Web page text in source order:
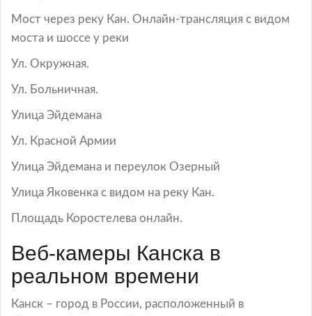
Мост через реку Кан. Онлайн-трансляция с видом
моста и шоссе у реки
Ул. Окружная.
Ул. Больничная.
Улица Эйдемана
Ул. Красной Армии
Улица Эйдемана и переулок Озерный
Улица Яковенка с видом на реку Кан.
Площадь Коростелева онлайн.
Веб-камеры Канска в
реальном времени
Канск – город в России, расположенный в